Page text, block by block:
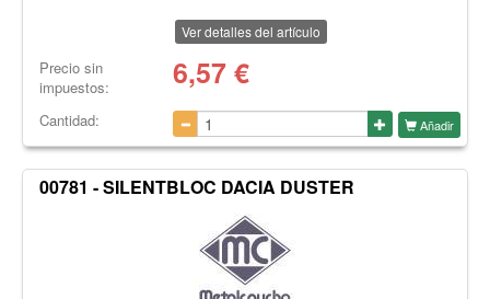
Ver detalles del artículo
Precio sin
impuestos:
6,57€
Cantidad: Añadir
00781 - SILENTBLOC DACIA DUSTER